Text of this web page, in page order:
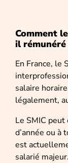
Comment
il rémunéré
En France, le
salaire
légalement,
Le SMIC
d’année ou
est
salarié majeur.